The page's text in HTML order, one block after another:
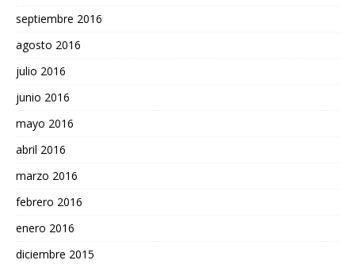
septiembre 2016
agosto 2016
julio 2016
junio 2016
mayo 2016
abril 2016
marzo 2016
febrero 2016
enero 2016
diciembre 2015